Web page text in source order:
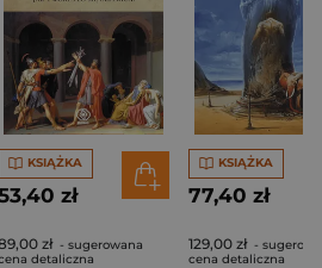
KSIĄŻKA
zł
zł - sugerowana
detaliczna
KSIĄŻKA
77,40 zł
129,00 zł -
cena detaliczna